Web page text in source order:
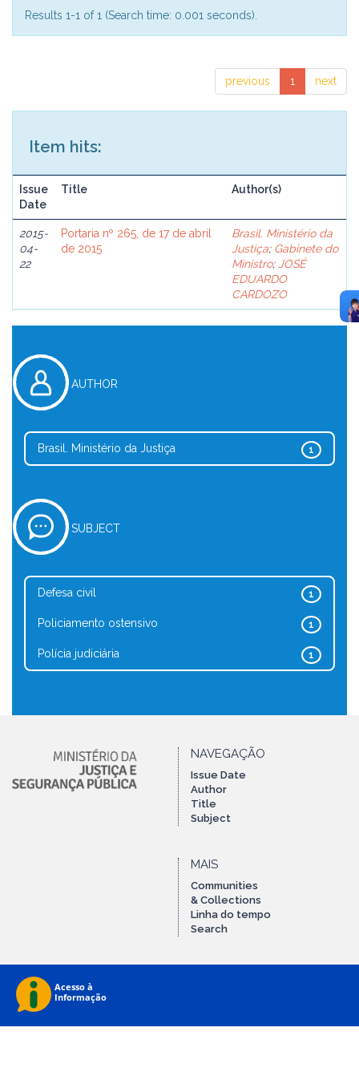
Results 1-1 of 1 (Search time: 0.001 seconds).
previous 1 next
Item hits:
Issue
Date
Title Author(s)
2015-
04-
22
Portaria nº 265, de 17 de abril
de 2015
Brasil. Ministério da
Justiça; Gabinete do
Ministro; JOSÉ
EDUARDO
CARDOZO
AUTHOR
1
Brasil. Ministério da Justiça
SUBJECT
1
Defesa civil
1
Policiamento ostensivo
1
Polícia judiciária
NAVEGAÇÃO
Issue Date
Author
Title
Subject
MAIS
Communities
& Collections
Linha do tempo
Search